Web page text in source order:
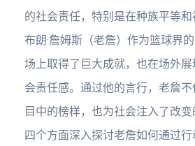
的社会责任，特别是在种族平等
布朗·詹姆斯（老詹）作为篮球界
场上取得了巨大成就，也在场外
会责任感。通过他的言行，老詹
目中的榜样，也为社会注入了改
四个方面深入探讨老詹如何通过